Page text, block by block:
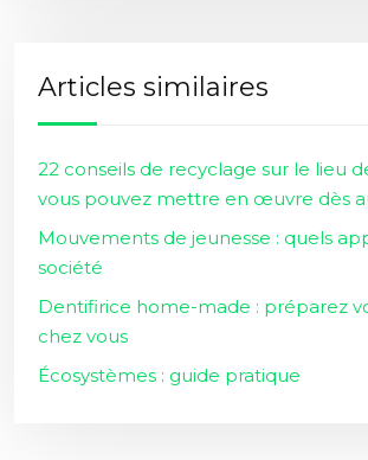
Articles similaires
22 conseils de recyclage sur le lieu
vous pouvez mettre en œuvre dès
Mouvements de jeunesse : quels
société
Dentifirice home-made : préparez
chez vous
Écosystèmes : guide pratique